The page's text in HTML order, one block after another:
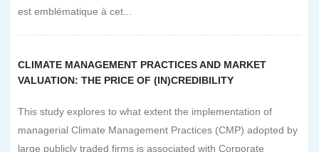
est emblématique à cet...
CLIMATE MANAGEMENT PRACTICES AND MARKET
VALUATION: THE PRICE OF (IN)CREDIBILITY
This study explores to what extent the implementation of
managerial Climate Management Practices (CMP) adopted by
large publicly traded firms is associated with Corporate